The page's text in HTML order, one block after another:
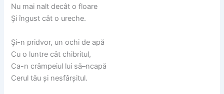
Nu mai nalt decât o floare
Şi îngust cât o ureche.
Şi-n pridvor, un ochi de apă
Cu o luntre cât chibritul,
Ca-n crâmpeiul lui să–ncapă
Cerul tău şi nesfârşitul.